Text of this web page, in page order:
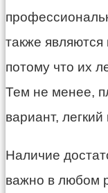
также
потому что их
Тем не менее,
вариант,
Наличие
важно в любом